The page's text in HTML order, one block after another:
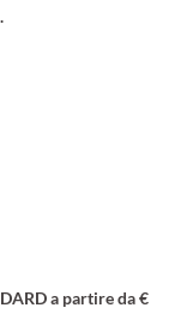
a partire da €